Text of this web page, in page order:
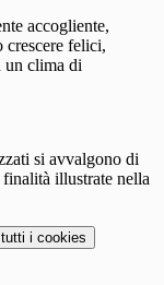
accogliente,
crescere felici,
un clima di
si avvalgono di
illustrate nella
i cookies